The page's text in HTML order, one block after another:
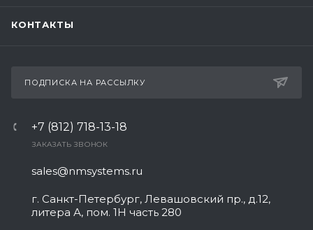
КОНТАКТЫ
ПОДПИСКА НА РАССЫЛКУ
+7 (812) 718-13-18
ЗАКАЗАТЬ ЗВОНОК
sales@nmsystems.ru
г. Санкт-Петербург, Левашовский пр., д.12,
литера А, пом. 1Н часть 280